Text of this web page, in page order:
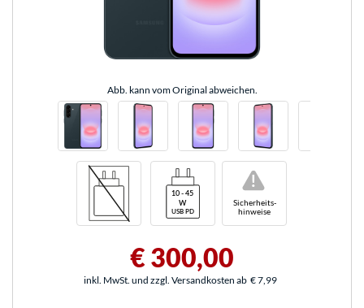
Abb. kann vom Original abweichen.
Sicherheits-
hinweise
!
€ 300,00
inkl. MwSt. und zzgl. Versandkosten ab € 7,99